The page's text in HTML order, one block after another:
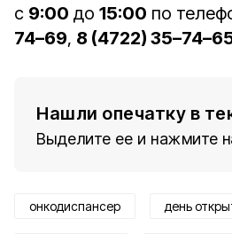
с 9:00 до 15:00 по
74–69, 8 (4722)
Нашли опечатку в
Выделите ее и нажмите
онкодиспансер день